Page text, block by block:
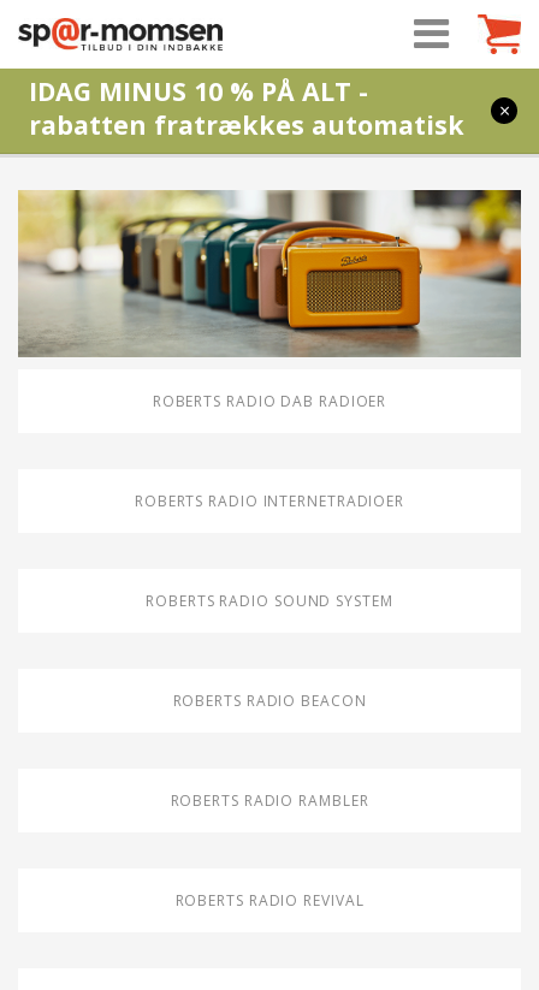
IDAG MINUS 10 % PÅ ALT -
rabatten fratrækkes automatisk
×
ROBERTS RADIO DAB RADIOER
ROBERTS RADIO INTERNETRADIOER
ROBERTS RADIO SOUND SYSTEM
ROBERTS RADIO BEACON
ROBERTS RADIO RAMBLER
ROBERTS RADIO REVIVAL